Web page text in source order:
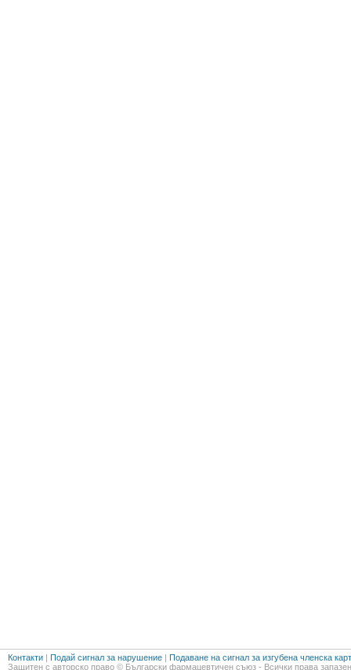
Контакти | Подай сигнал за нарушение | Подаване на сигнал за изгубена членска
Защитен с авторско право © Български фармацевтичен съюз - Всички права